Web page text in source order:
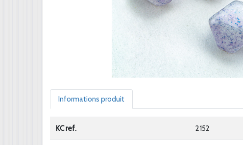
Informations produit
KC ref. 2152